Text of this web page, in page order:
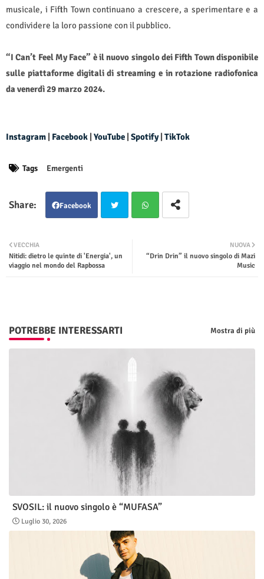
musicale, i Fifth Town continuano a crescere, a sperimentare e a
condividere la loro passione con il pubblico.
“I Can’t Feel My Face” è il nuovo singolo dei Fifth Town disponibile
sulle piattaforme digitali di streaming e in rotazione radiofonica
da venerdì 29 marzo 2024.
Instagram Facebook YouTube Spotify TikTok
Tags Emergenti
Facebook
ter tsap
NUOVA
“Drin Drin” il nuovo singolo di Mazi
Music
VECCHIA
Nitidi: dietro le quinte di 'Energia', un
viaggio nel mondo del Rapbossa
POTREBBE INTERESSARTI Mostra di più
SVOSIL: il nuovo singolo è “MUFASA”
Luglio 30, 2026